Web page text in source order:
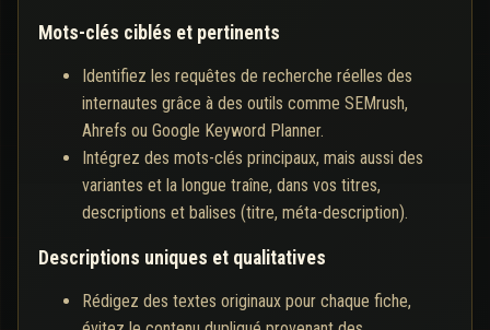
Mots-clés ciblés et pertinents
Identifiez les requêtes de recherche réelles des
internautes grâce à des outils comme SEMrush,
Ahrefs ou Google Keyword Planner.
Intégrez des mots-clés principaux, mais aussi des
variantes et la longue traîne, dans vos titres,
descriptions et balises (titre, méta-description).
Descriptions uniques et qualitatives
Rédigez des textes originaux pour chaque fiche,